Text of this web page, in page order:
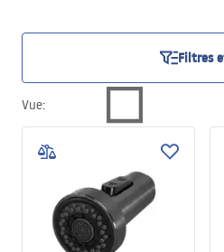
un accessoire esthétique, mais un
d’utilisation de la pièce. Dans l’offre
trouverez un large choix de produits
finition et modes d’utilisation.
Filtres
Vue: